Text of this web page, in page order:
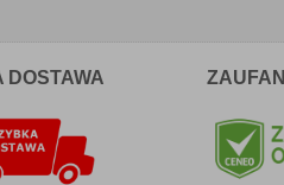
DOSTAWA